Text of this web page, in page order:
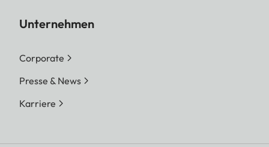
Unternehmen
Corporate
Presse & News
Karriere